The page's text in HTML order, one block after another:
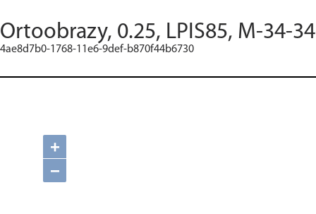
Ortoobrazy, 0.25, LPIS85, M-34-
4ae8d7b0-1768-11e6-9def-b870f44b6730
+
−